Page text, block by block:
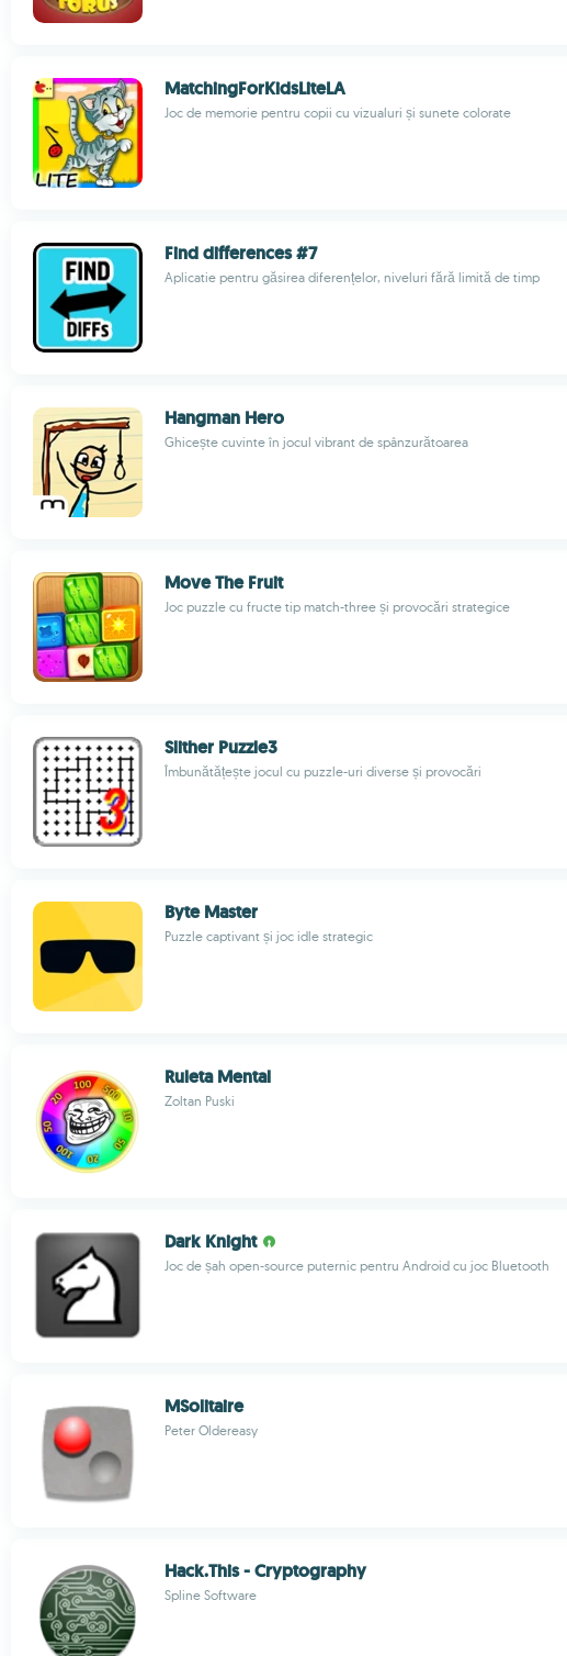
MatchingForKidsLiteLA
Joc de memorie pentru copii cu vizualuri și sunete colorate
Find differences #7
Aplicatie pentru găsirea diferențelor, niveluri fără limită de timp
Hangman Hero
Ghicește cuvinte în jocul vibrant de spânzurătoarea
Move The Fruit
Joc puzzle cu fructe tip match-three și provocări strategice
Slither Puzzle3
Îmbunătățește jocul cu puzzle-uri diverse și provocări
Byte Master
Puzzle captivant și joc idle strategic
Ruleta Mental
Zoltan Puski
Dark Knight
Joc de șah open-source puternic pentru Android cu joc Bluetooth
MSolitaire
Peter Oldereasy
Hack.This - Cryptography
Spline Software